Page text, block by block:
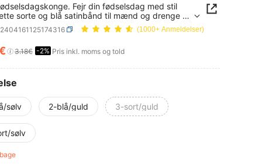
Fejr din fødselsdag med stil
sorte og blå satinbånd til mænd og drenge -
til 18., 20., 30., 40., 50. og 60. fødselsdage -
strejf af elegance til dine festdekorationer.
Bånd, jul.
(1000+ Anmeldelser)
AND AVAILABILITY
3.18€ -2% Pris inkl. moms og told
sølv 2-blå/guld 3-sort/guld
sølv